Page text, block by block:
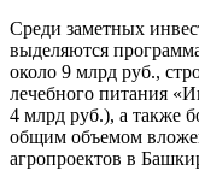
Среди заметных
выделяются
около 9 млрд руб.,
лечебного питания
4 млрд руб.), а также
общим объемом
агропроектов в